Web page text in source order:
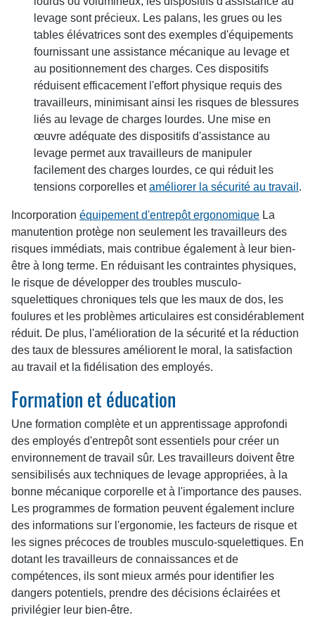
levage sont précieux. Les palans, les grues ou les
tables élévatrices sont des exemples d'équipements
fournissant une assistance mécanique au levage et
au positionnement des charges. Ces dispositifs
réduisent efficacement l'effort physique requis des
travailleurs, minimisant ainsi les risques de blessures
liés au levage de charges lourdes. Une mise en
œuvre adéquate des dispositifs d'assistance au
levage permet aux travailleurs de manipuler
facilement des charges lourdes, ce qui réduit les
tensions corporelles etaméliorer la sécurité au travail .
Incorporation équipement d'entrepôt ergonomique La
manutention protège non seulement les travailleurs des
risques immédiats, mais contribue également à leur bien-
être à long terme. En réduisant les contraintes physiques,
le risque de développer des troubles musculo-
squelettiques chroniques tels que les maux de dos, les
foulures et les problèmes articulaires est considérablement
réduit. De plus, l'amélioration de la sécurité et la réduction
des taux de blessures améliorent le moral, la satisfaction
au travail et la fidélisation des employés.
Formation et éducation
Une formation complète et un apprentissage approfondi
des employés d'entrepôt sont essentiels pour créer un
environnement de travail sûr. Les travailleurs doivent être
sensibilisés aux techniques de levage appropriées, à la
bonne mécanique corporelle et à l'importance des pauses.
Les programmes de formation peuvent également inclure
des informations sur l'ergonomie, les facteurs de risque et
les signes précoces de troubles musculo-squelettiques. En
dotant les travailleurs de connaissances et de
compétences, ils sont mieux armés pour identifier les
dangers potentiels, prendre des décisions éclairées et
privilégier leur bien-être.